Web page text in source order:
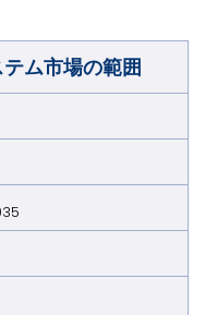
ム市場の範囲